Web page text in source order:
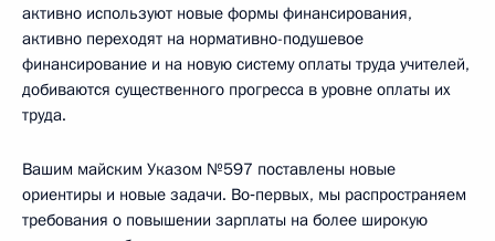
активно используют новые формы финансирования,
активно переходят на нормативно-подушевое
финансирование и на новую систему оплаты труда учителей,
добиваются существенного прогресса в уровне оплаты их
труда.
Вашим майским Указом №597 поставлены новые
ориентиры и новые задачи. Во‑первых, мы распространяем
требования о повышении зарплаты на более широкую